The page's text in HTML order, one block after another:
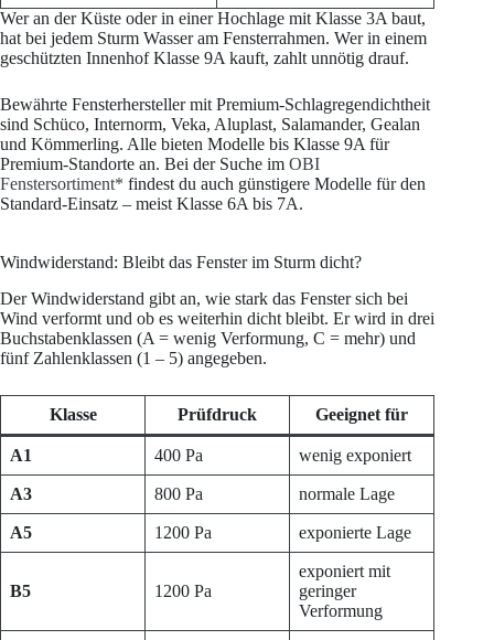
Wer an der Küste oder in einer Hochlage mit Klasse 3A baut,
hat bei jedem Sturm Wasser am Fensterrahmen. Wer in einem
geschützten Innenhof Klasse 9A kauft, zahlt unnötig drauf.
Bewährte Fensterhersteller mit Premium-Schlagregendichtheit
sind Schüco, Internorm, Veka, Aluplast, Salamander, Gealan
und Kömmerling. Alle bieten Modelle bis Klasse 9A für
Premium-Standorte an. Bei der Suche im OBI
Fenstersortiment* findest du auch günstigere Modelle für den
Standard-Einsatz – meist Klasse 6A bis 7A.
Windwiderstand: Bleibt das Fenster im Sturm dicht?
Der Windwiderstand gibt an, wie stark das Fenster sich bei
Wind verformt und ob es weiterhin dicht bleibt. Er wird in drei
Buchstabenklassen (A = wenig Verformung, C = mehr) und
fünf Zahlenklassen (1 – 5) angegeben.
Klasse Prüfdruck Geeignet für
A1 400 Pa wenig exponiert
A3 800 Pa normale Lage
A5 1200 Pa exponierte Lage
B5 1200 Pa
exponiert mit
geringer
Verformung